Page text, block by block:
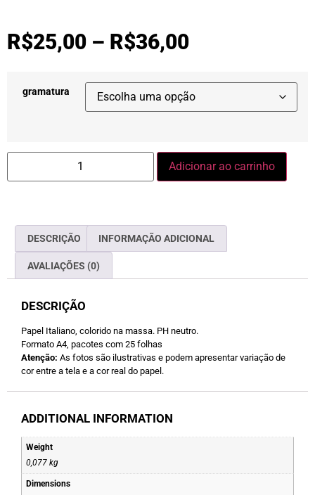
R$25,00 – R$36,00
gramatura
Adicionar ao carrinho
DESCRIÇÃO INFORMAÇÃO ADICIONAL
AVALIAÇÕES (0)
DESCRIÇÃO
Papel Italiano, colorido na massa. PH neutro.
Formato A4, pacotes com 25 folhas
Atenção: As fotos são ilustrativas e podem apresentar variação de
cor entre a tela e a cor real do papel.
ADDITIONAL INFORMATION
Weight
0,077 kg
Dimensions